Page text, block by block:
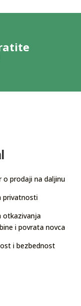
o prodaji na daljinu
privatnosti
otkazivanja
i povrata novca
i bezbednost